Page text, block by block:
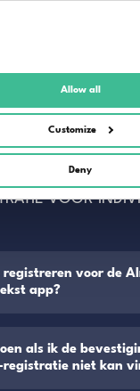
Allow all
Customize
Deny
VOOR
registreren voor de
app?
als ik de
niet kan